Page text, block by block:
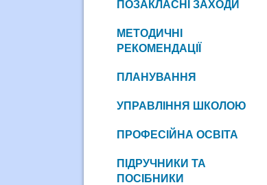
ПОЗАКЛАСНІ ЗАХОДИ
МЕТОДИЧНІ
РЕКОМЕНДАЦІЇ
ПЛАНУВАННЯ
УПРАВЛІННЯ ШКОЛОЮ
ПРОФЕСІЙНА ОСВІТА
ПІДРУЧНИКИ ТА
ПОСІБНИКИ